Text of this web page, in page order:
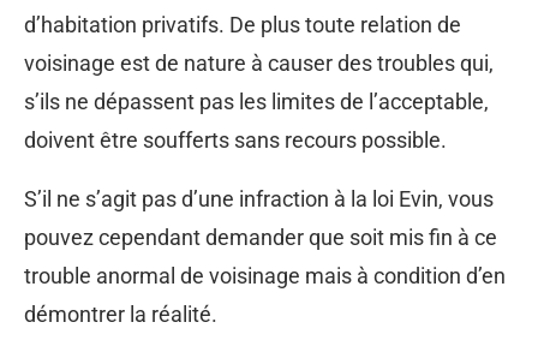
d’habitation privatifs. De plus toute relation de
voisinage est de nature à causer des troubles qui,
s’ils ne dépassent pas les limites de l’acceptable,
doivent être soufferts sans recours possible.
S’il ne s’agit pas d’une infraction à la loi Evin, vous
pouvez cependant demander que soit mis fin à ce
trouble anormal de voisinage mais à condition d’en
démontrer la réalité.